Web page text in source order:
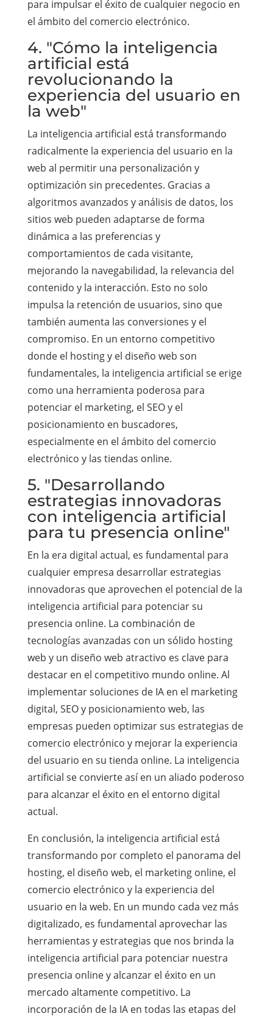
para impulsar el éxito de cualquier negocio en
el ámbito del comercio electrónico.
4. "Cómo la inteligencia
artificial está
revolucionando la
experiencia del usuario en
la web"
La inteligencia artificial está transformando
radicalmente la experiencia del usuario en la
web al permitir una personalización y
optimización sin precedentes. Gracias a
algoritmos avanzados y análisis de datos, los
sitios web pueden adaptarse de forma
dinámica a las preferencias y
comportamientos de cada visitante,
mejorando la navegabilidad, la relevancia del
contenido y la interacción. Esto no solo
impulsa la retención de usuarios, sino que
también aumenta las conversiones y el
compromiso. En un entorno competitivo
donde el hosting y el diseño web son
fundamentales, la inteligencia artificial se erige
como una herramienta poderosa para
potenciar el marketing, el SEO y el
posicionamiento en buscadores,
especialmente en el ámbito del comercio
electrónico y las tiendas online.
5. "Desarrollando
estrategias innovadoras
con inteligencia artificial
para tu presencia online"
En la era digital actual, es fundamental para
cualquier empresa desarrollar estrategias
innovadoras que aprovechen el potencial de la
inteligencia artificial para potenciar su
presencia online. La combinación de
tecnologías avanzadas con un sólido hosting
web y un diseño web atractivo es clave para
destacar en el competitivo mundo online. Al
implementar soluciones de IA en el marketing
digital, SEO y posicionamiento web, las
empresas pueden optimizar sus estrategias de
comercio electrónico y mejorar la experiencia
del usuario en su tienda online. La inteligencia
artificial se convierte así en un aliado poderoso
para alcanzar el éxito en el entorno digital
actual.
En conclusión, la inteligencia artificial está
transformando por completo el panorama del
hosting, el diseño web, el marketing online, el
comercio electrónico y la experiencia del
usuario en la web. En un mundo cada vez más
digitalizado, es fundamental aprovechar las
herramientas y estrategias que nos brinda la
inteligencia artificial para potenciar nuestra
presencia online y alcanzar el éxito en un
mercado altamente competitivo. La
incorporación de la IA en todas las etapas del